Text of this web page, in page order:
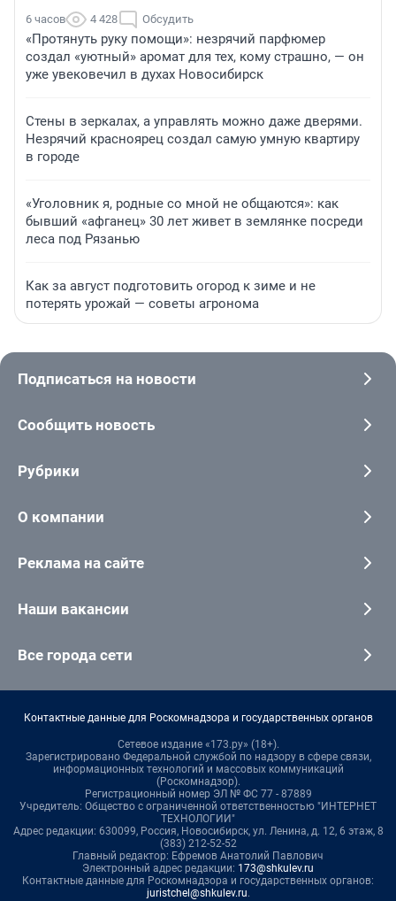
6 часов 4 428 Обсудить
«Протянуть руку помощи»: незрячий парфюмер
создал «уютный» аромат для тех, кому страшно, — он
уже увековечил в духах Новосибирск
Стены в зеркалах, а управлять можно даже дверями.
Незрячий красноярец создал самую умную квартиру
в городе
«Уголовник я, родные со мной не общаются»: как
бывший «афганец» 30 лет живет в землянке посреди
леса под Рязанью
Как за август подготовить огород к зиме и не
потерять урожай — советы агронома
Подписаться на новости
Сообщить новость
Рубрики
О компании
Реклама на сайте
Наши вакансии
Все города сети
Контактные данные для Роскомнадзора и государственных органов
Сетевое издание «173.ру» (18+).
Зарегистрировано Федеральной службой по надзору в сфере связи,
информационных технологий и массовых коммуникаций
(Роскомнадзор).
Регистрационный номер ЭЛ № ФС 77 - 87889
Учредитель: Общество с ограниченной ответственностью "ИНТЕРНЕТ
ТЕХНОЛОГИИ"
Адрес редакции: 630099, Россия, Новосибирск, ул. Ленина, д. 12, 6 этаж, 8
(383) 212-52-52
Главный редактор: Ефремов Анатолий Павлович
Электронный адрес редакции: 173@shkulev.ru
Контактные данные для Роскомнадзора и государственных органов:
juristchel@shkulev.ru.